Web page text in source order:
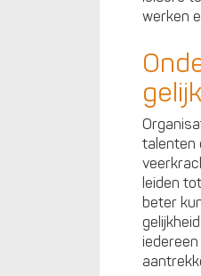
werken
talenten
leiden
beter